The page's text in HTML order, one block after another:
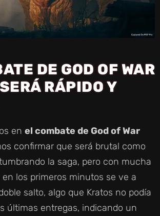
DE GOD OF WAR
RÁPIDO Y
en el combate de God of War
confirmar que será brutal como
la saga, pero con mucha
en los primeros minutos se ve a
salto, algo que Kratos no podía
últimas entregas, indicando un